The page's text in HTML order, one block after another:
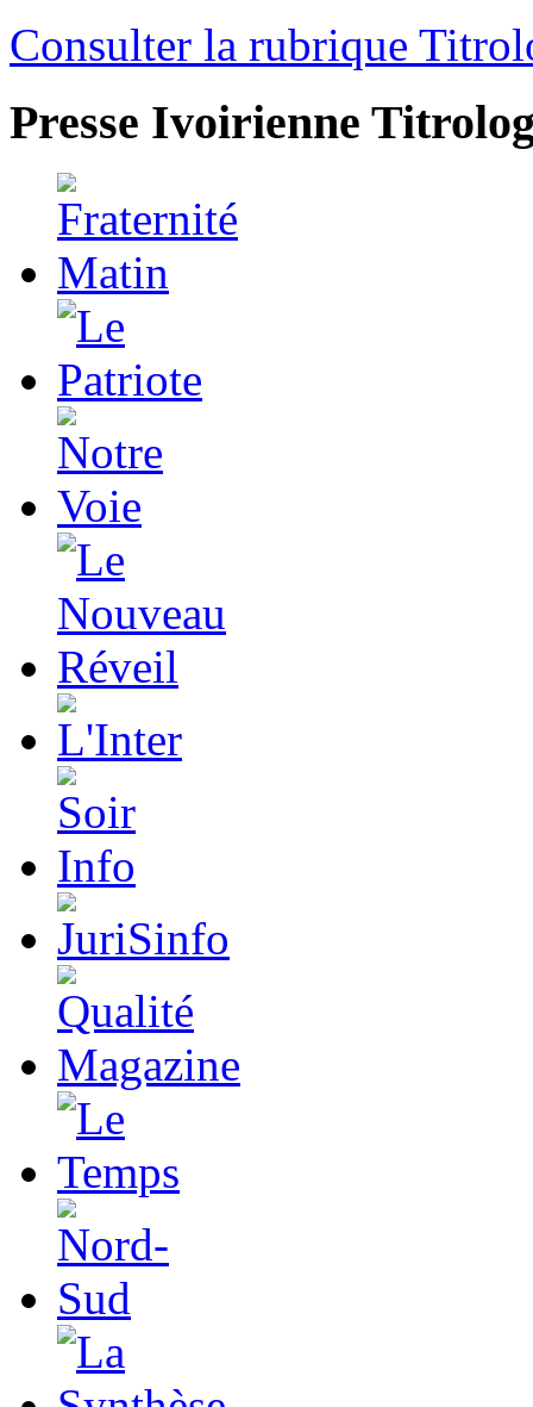
Consulter la rubrique
Presse Ivoirienne